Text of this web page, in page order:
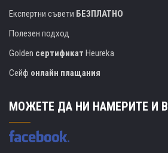
Експертни съвети БЕЗПЛАТНО
Полезен подход
Golden сертификат Heureka
Сейф онлайн плащания
МОЖЕТЕ ДА НИ НАМЕРИТЕ И В